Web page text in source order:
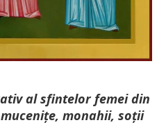
al sfintelor femei din
monahii, soții